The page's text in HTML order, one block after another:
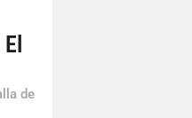
de